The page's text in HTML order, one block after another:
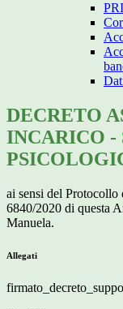
DECRETO
INCARICO -
ai sensi del
6840/2020 di questa
Manuela.
Allegati